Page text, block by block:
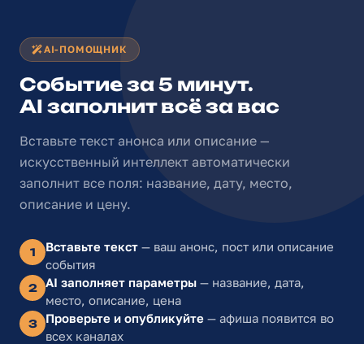
AI-ПОМОЩНИК
Событие за 5 минут.
AI заполнит всё за вас
Вставьте текст анонса или описание —
искусственный интеллект автоматически
заполнит все поля: название, дату, место,
описание и цену.
1 Вставьте текст — ваш анонс, пост или описание
события
2 AI заполняет параметры — название, дата,
место, описание, цена
3 Проверьте и опубликуйте — афиша появится во
всех каналах